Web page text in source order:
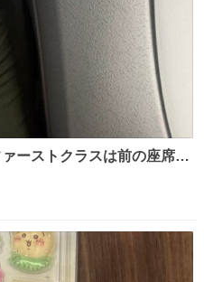
ーストクラスは前の座席で